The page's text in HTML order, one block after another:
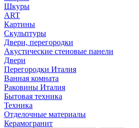
Шкуры
ART
Картины
Скульптуры
Двери, перегородки
Акустические стеновые панели
Двери
Перегородки Италия
Ванная комната
Раковины Италия
Бытовая техника
Техника
Отделочные материалы
Керамогранит